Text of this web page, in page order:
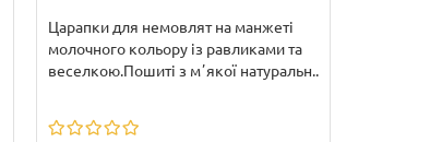
Царапки для немовлят на манжеті
молочного кольору із равликами та
веселкою.Пошиті з мʼякої натуральн..